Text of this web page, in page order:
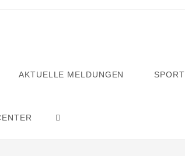
AKTUELLE MELDUNGEN SPORT
WEBSITE-